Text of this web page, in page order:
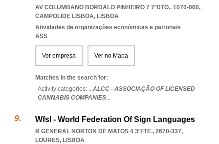
AV COLUMBANO BORDALO PINHEIRO 7 7ºDTO., 1070-060,
CAMPOLIDE LISBOA, LISBOA
Atividades de organizações económicas e patronais
ASS
Ver empresa Ver no Mapa
Matches in the search for:
Activity categories: ...ALCC - ASSOCIAÇÃO OF LICENSED
CANNABIS COMPANIES...
Wfsl - World Federation Of Sign Languages
R GENERAL NORTON DE MATOS 4 3ºFTE., 2670-337,
LOURES, LISBOA